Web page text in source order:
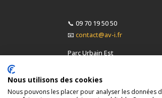
📞09 70 19 50 50
📧contact@av-i.fr
Parc Urbain Est
69120 Vaulx-en-Velin
Nous utilisons des cookies
Nous pouvons les placer pour analyser les données